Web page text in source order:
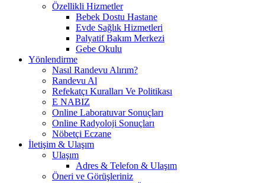
Özellikli Hizmetler
Bebek Dostu Hastane
Evde Sağlık Hizmetleri
Palyatif Bakım Merkezi
Gebe Okulu
Yönlendirme
Nasıl Randevu Alırım?
Randevu Al
Refekatçı Kuralları Ve Politikası
E NABIZ
Online Laboratuvar Sonuçları
Online Radyoloji Sonuçları
Nöbetçi Eczane
İletişim & Ulaşım
Ulaşım
Adres & Telefon & Ulaşım
Öneri ve Görüşleriniz